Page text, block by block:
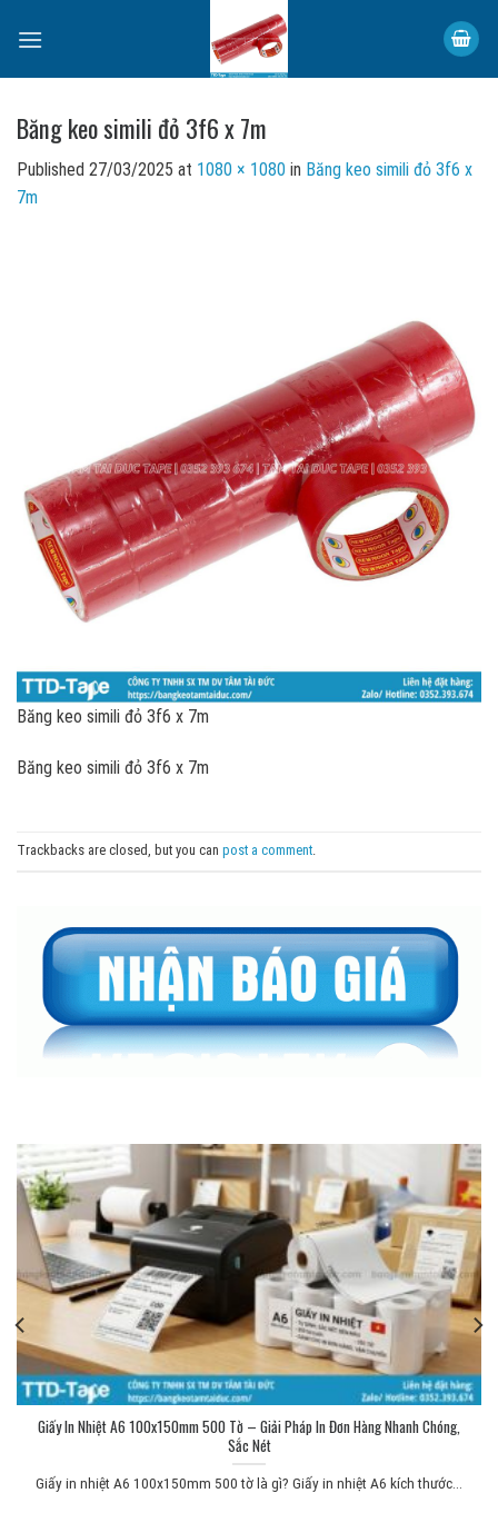
Băng keo simili đỏ 3f6 x 7m
Published 27/03/2025 at 1080 × 1080 in Băng keo simili đỏ 3f6 x
7m
Băng keo simili đỏ 3f6 x 7m
Băng keo simili đỏ 3f6 x 7m
Trackbacks are closed, but you can post a comment.
Giấy In Nhiệt A6 100x150mm 500 Tờ – Giải Pháp In Đơn Hàng Nhanh Chóng,
Sắc Nét
Giấy in nhiệt A6 100x150mm 500 tờ là gì? Giấy in nhiệt A6 kích thước...